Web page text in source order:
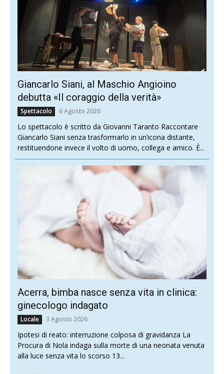
Giancarlo Siani, al Maschio Angioino
debutta «Il coraggio della verità»
Spettacolo 6 Agosto 2026
Lo spettacolo è scritto da Giovanni Taranto Raccontare
Giancarlo Siani senza trasformarlo in un’icona distante,
restituendone invece il volto di uomo, collega e amico. È...
Acerra, bimba nasce senza vita in clinica:
ginecologo indagato
Locale 3 Agosto 2026
Ipotesi di reato: interruzione colposa di gravidanza La
Procura di Nola indaga sulla morte di una neonata venuta
alla luce senza vita lo scorso 13...